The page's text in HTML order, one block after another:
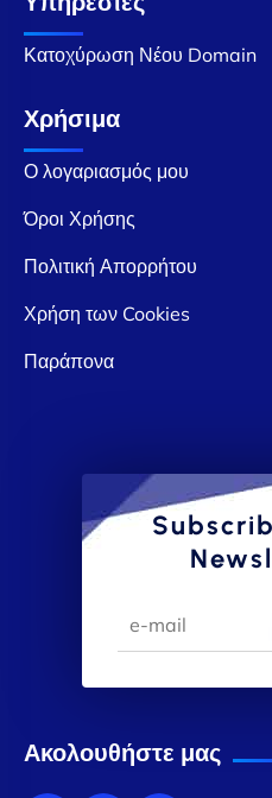
Κατοχύρωση Νέου Domain
Χρήσιμα
Ο λογαριασμός μου
Όροι Χρήσης
Πολιτική Απορρήτου
Χρήση των Cookies
Παράπονα
Ακολουθήστε μας